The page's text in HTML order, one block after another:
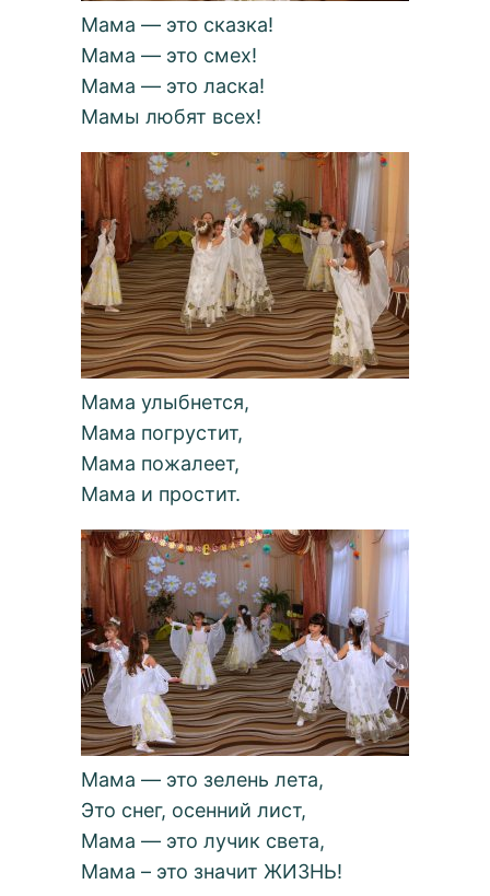
Мама — это сказка!
Мама — это смех!
Мама — это ласка!
Мамы любят всех!
Мама улыбнется,
Мама погрустит,
Мама пожалеет,
Мама и простит.
Мама — это зелень лета,
Это снег, осенний лист,
Мама — это лучик света,
Мама – это значит ЖИЗНЬ!